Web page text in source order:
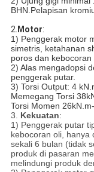
BHN.Pelapisan
2. Motor:
1) Penggerak motor
simetris, ketahanan
poros dan kebocoran
2) Alas mengadopsi
penggerak putar.
3) Torsi Output: 4
Memegang Torsi
Torsi Momen
3. Kekuatan:
1) Penggerak putar
kebocoran oli, hanya
sekali 6 bulan (tidak
produk di pasaran
melindungi produk